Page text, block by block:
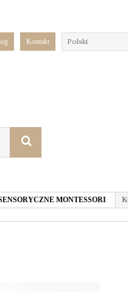
Polski
Kontakt
MONTESSORI